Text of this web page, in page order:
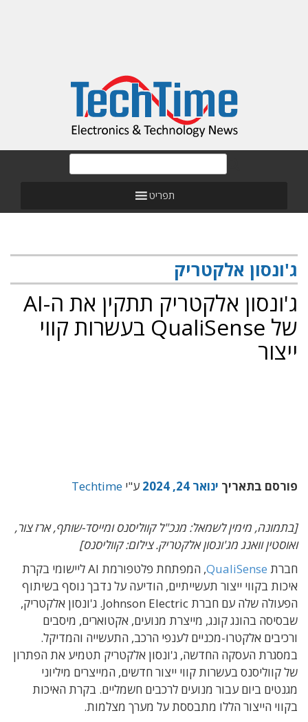
תפריט
ג'ונסון אלקטריק
ג'ונסון אלקטריק תתקין את ה-AI
של QualiSense בעשרות קווי
ייצור
פורסם בתאריך ינואר 24, 2024 ע"י Techtime
[בתמונה, מימין לשמאל: מנכ"ל קווליסנס ומייסד-שותף, ארז צור,
ואוסטין וואנג מג'ונסון אלקטריק. צילום: קווליסנס]
חברת QualiSense
, המפתחת פלטפורמת AI ליישומי בקרת
איכות בקווי ייצור תעשייתיים, הודיעה על נדבך נוסף בשיתוף
הפעולה שלה עם חברת Johnson Electric. ג'ונסון אלקטריק,
שבסיסה בהונג קונג, מייצרת מנועים, אקטוארים, מיסבים
ורכיבים אלקטרו-מכניים לענפי הרכב, התעשייה והמדיקל.
במסגרת העסקה החדשה, ג'ונסון אלקטריק תטמיע את הפתרון
של קווליסנס בעשרות קווי ייצור חדשים, המייצרים מיליוני
מגנטים ביום עבור מנועים לרכבים חשמליים. בקרת האיכות
בקווי הייצור הללו מתבססת על מערך מצלמות.